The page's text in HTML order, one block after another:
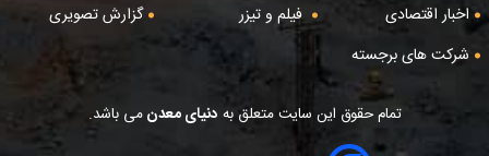
اخبار اقتصادی
فیلم و تیزر
گزارش تصویری
شرکت های برجسته
تمام حقوق این سایت متعلق به دنیای معدنمی باشد.